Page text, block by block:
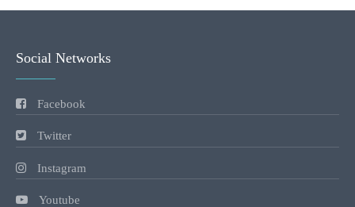
Social Networks
Facebook
Twitter
Instagram
Youtube